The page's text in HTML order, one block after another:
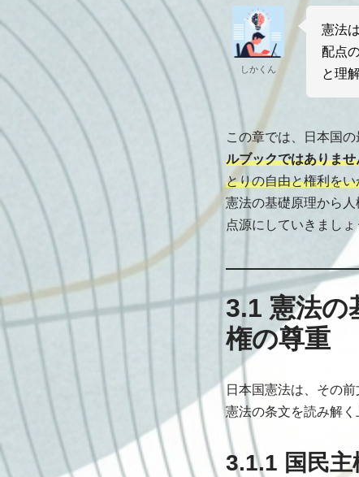
しかくん
憲法
配点
と理
この章では、日本国
ルブックではありま
とりの自由と権利を
憲法の基礎原理から
点源にしていきましょ
3.1 憲法の
権の尊重
日本国憲法は、その
憲法の条文を読み解く
3.1.1 国民主